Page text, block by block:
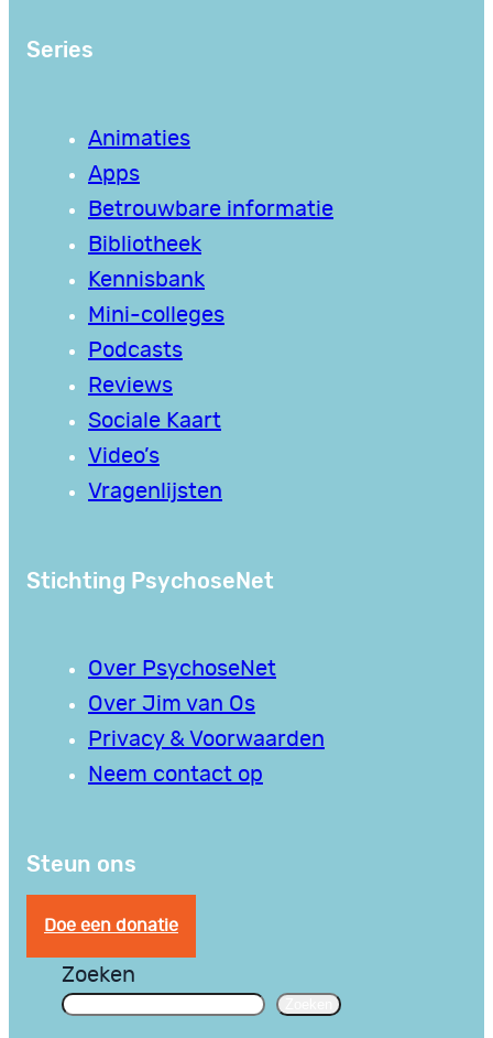
Series
Animaties
Apps
Betrouwbare informatie
Bibliotheek
Kennisbank
Mini-colleges
Podcasts
Reviews
Sociale Kaart
Video’s
Vragenlijsten
Stichting PsychoseNet
Over PsychoseNet
Over Jim van Os
Privacy & Voorwaarden
Neem contact op
Steun ons
Doe een donatie
Zoeken